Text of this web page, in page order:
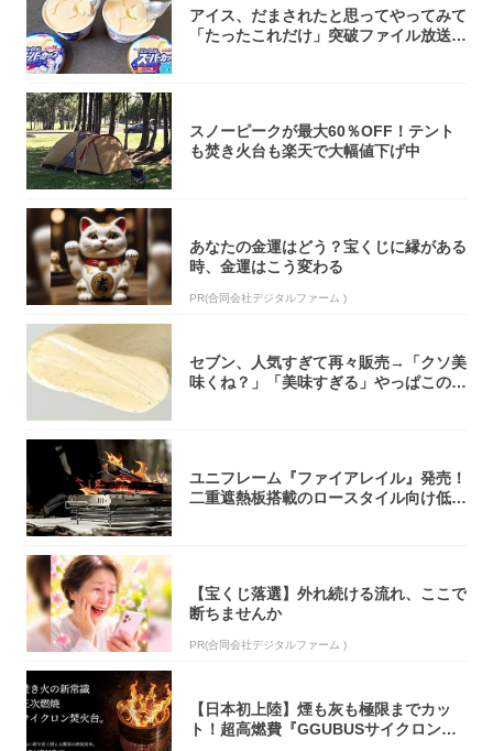
アイス、だまされたと思ってやってみて
「たったこれだけ」突破ファイル放送で
スノーピークが最大60％OFF！テント
も焚き火台も楽天で大幅値下げ中
あなたの金運はどう？宝くじに縁がある
時、金運はこう変わる
PR(合同会社デジタルファーム )
セブン、人気すぎて再々販売→「クソ美
味くね？」「美味すぎる」やっぱこのク
ユニフレーム『ファイアレイル』発売！
二重遮熱板搭載のロースタイル向け低型
【宝くじ落選】外れ続ける流れ、ここで
断ちませんか
PR(合同会社デジタルファーム )
【日本初上陸】煙も灰も極限までカッ
ト！超高燃費『GGUBUSサイクロン焚